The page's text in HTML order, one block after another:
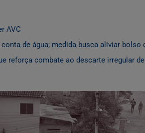
AVC
de água; medida busca aliviar bolso
reforça combate ao descarte irregular